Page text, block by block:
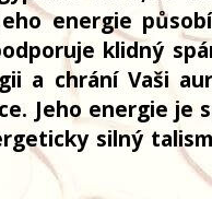
energie
klidný
a chrání Vaši
Jeho energie je
silný